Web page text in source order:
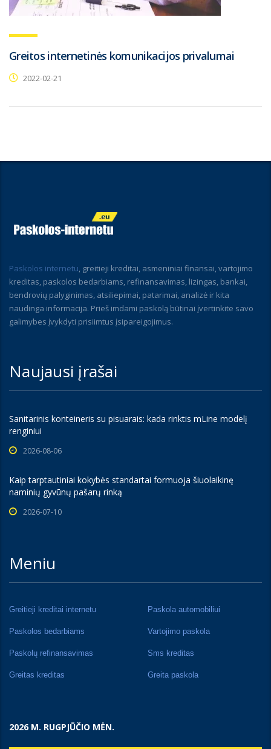
Greitos internetinės komunikacijos privalumai
2022-02-21
Paskolos internetu, greitieji kreditai, asmeniniai finansai, vartojimo
kreditas, paskolos bedarbiams, refinansavimas, lizingas, bankai,
bendrovių palyginimas, atsiliepimai, patarimai, analizė ir kita
naudinga informacija. Prieš imdami paskolą būtinai įvertinkite savo
galimybes įvykdyti prisiimtus įsipareigojimus.
Naujausi įrašai
Sanitarinis konteineris su pisuarais: kada rinktis mLine modelį
renginiui
2026-08-06
Kaip tarptautiniai kokybės standartai formuoja šiuolaikinę
naminių gyvūnų pašarų rinką
2026-07-10
Meniu
Greitieji kreditai internetu Paskola automobiliui
Paskolos bedarbiams Vartojimo paskola
Paskolų refinansavimas Sms kreditas
Greitas kreditas Greita paskola
2026 M. RUGPJŪČIO MĖN.